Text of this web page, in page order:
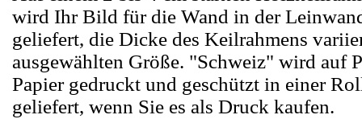
wird Ihr Bild für die Wand in der
geliefert, die Dicke des Keilrahmens
ausgewählten Größe. "Schweiz" wird auf
Papier gedruckt und geschützt in einer
geliefert, wenn Sie es als Druck kaufen.